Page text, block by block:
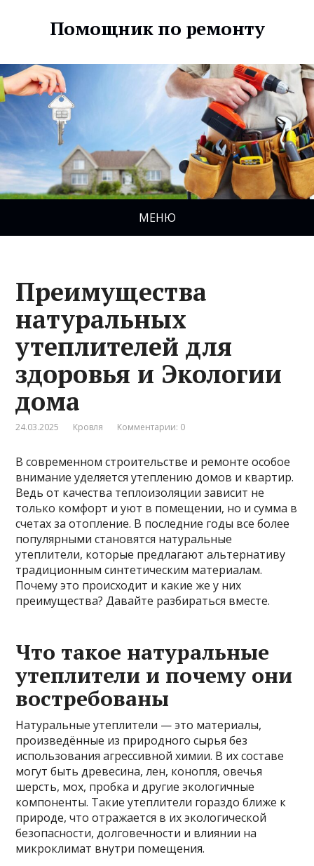
Помощник по ремонту
МЕНЮ
Преимущества
натуральных
утеплителей для
здоровья и Экологии
дома
24.03.2025 Кровля Комментарии: 0
В современном строительстве и ремонте особое
внимание уделяется утеплению домов и квартир.
Ведь от качества теплоизоляции зависит не
только комфорт и уют в помещении, но и сумма в
счетах за отопление. В последние годы все более
популярными становятся натуральные
утеплители, которые предлагают альтернативу
традиционным синтетическим материалам.
Почему это происходит и какие же у них
преимущества? Давайте разбираться вместе.
Что такое натуральные
утеплители и почему они
востребованы
Натуральные утеплители — это материалы,
произведённые из природного сырья без
использования агрессивной химии. В их составе
могут быть древесина, лен, конопля, овечья
шерсть, мох, пробка и другие экологичные
компоненты. Такие утеплители гораздо ближе к
природе, что отражается в их экологической
безопасности, долговечности и влиянии на
микроклимат внутри помещения.